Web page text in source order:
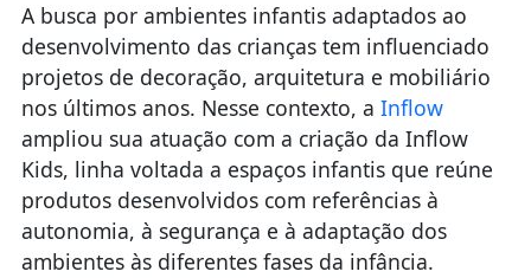
A busca por ambientes infantis adaptados ao
desenvolvimento das crianças tem influenciado
projetos de decoração, arquitetura e mobiliário
nos últimos anos. Nesse contexto, a Inflow
ampliou sua atuação com a criação da Inflow
Kids, linha voltada a espaços infantis que reúne
produtos desenvolvidos com referências à
autonomia, à segurança e à adaptação dos
ambientes às diferentes fases da infância.